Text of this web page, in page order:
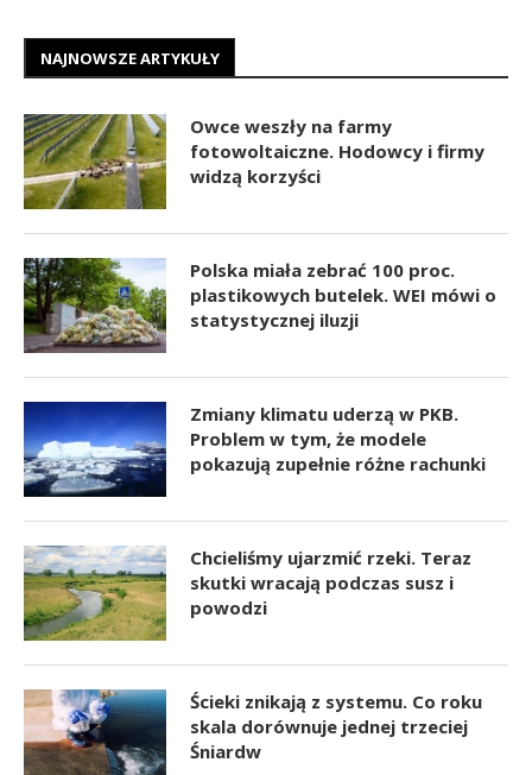
NAJNOWSZE ARTYKUŁY
Owce weszły na farmy
fotowoltaiczne. Hodowcy i firmy
widzą korzyści
Polska miała zebrać 100 proc.
plastikowych butelek. WEI mówi o
statystycznej iluzji
Zmiany klimatu uderzą w PKB.
Problem w tym, że modele
pokazują zupełnie różne rachunki
Chcieliśmy ujarzmić rzeki. Teraz
skutki wracają podczas susz i
powodzi
Ścieki znikają z systemu. Co roku
skala dorównuje jednej trzeciej
Śniardw